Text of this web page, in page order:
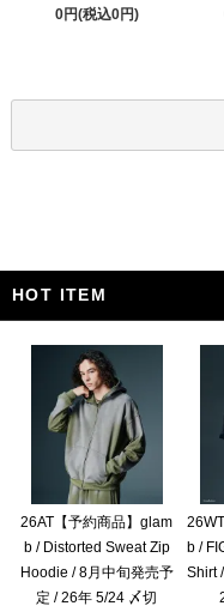
0円(税込0円)
HOT ITEM
26AT【予約商品】glam
b / Distorted Sweat Zip
Hoodie / 8月中旬発売予
定 / 26年 5/24 〆切
b /
Shirt